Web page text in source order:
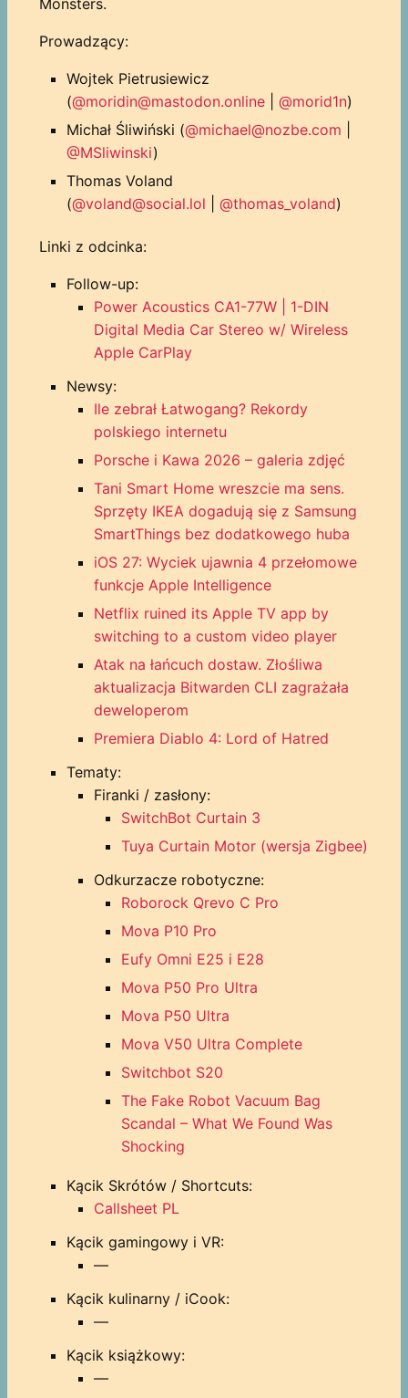
Prowadzący:
Wojtek Pietrusiewicz
(@moridin@mastodon.online| @morid1n)
Michał Śliwiński (@michael@nozbe.com
@MSliwinski)
Thomas Voland
(@voland@social.lol @thomas_voland)
Linki z odcinka:
Follow-up:
Power Acoustics CA1-77W | 1-DIN
Digital Media Car Stereo w/ Wireless
Apple CarPlay
Newsy:
Ile zebrał Łatwogang? Rekordy
polskiego internetu
Porsche i Kawa 2026 – galeria zdjęć
Tani Smart Home wreszcie ma sens.
Sprzęty IKEA dogadują się z Samsung
SmartThings bez dodatkowego huba
iOS 27: Wyciek ujawnia 4 przełomowe
funkcje Apple Intelligence
Netflix ruined its Apple TV app by
switching to a custom video player
Atak na łańcuch dostaw. Złośliwa
aktualizacja Bitwarden CLI zagrażała
deweloperom
Premiera Diablo 4: Lord of Hatred
Tematy:
Firanki / zasłony:
SwitchBot Curtain 3
Tuya Curtain Motor (wersja Zigbee)
Odkurzacze robotyczne:
Roborock Qrevo C Pro
Mova P10 Pro
Eufy Omni E25 i E28
Mova P50 Pro Ultra
Mova P50 Ultra
Mova V50 Ultra Complete
Switchbot S20
The Fake Robot Vacuum Bag
Scandal – What We Found Was
Shocking
Kącik Skrótów / Shortcuts:
Callsheet PL
Kącik gamingowy i VR:
—
Kącik kulinarny / iCook:
—
Kącik książkowy:
—